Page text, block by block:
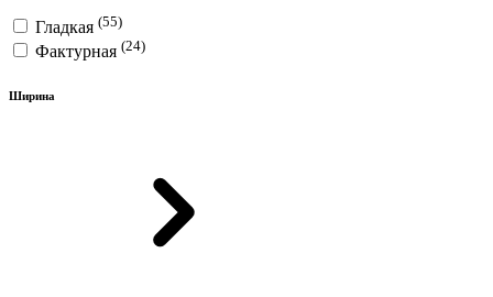
Гладкая (55)
Фактурная (24)
Ширина